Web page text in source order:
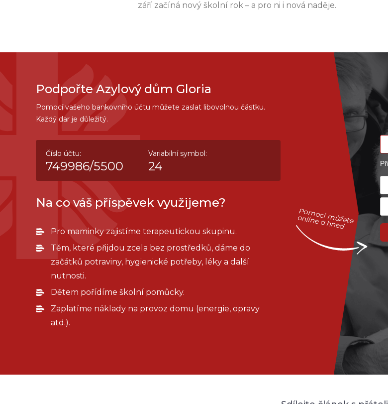
září začíná nový školní rok – a pro ni i nová naděje.
Podpořte Azylový dům Gloria
Pomocí vašeho bankovního účtu můžete zaslat libovolnou částku.
Každý dar je důležitý.
Číslo účtu:
749986/5500
Variabilní symbol:
24
Na co váš příspěvek využijeme?
Pro maminky zajistíme terapeutickou skupinu.
Těm, které přijdou zcela bez prostředků, dáme do
začátků potraviny, hygienické potřeby, léky a další
nutnosti.
Dětem pořídíme školní pomůcky.
Zaplatíme náklady na provoz domu (energie, opravy
atd.).
Pomoci můžete
online a hned